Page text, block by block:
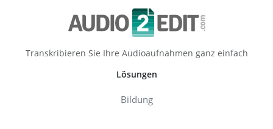
Transkribieren Sie Ihre Audioaufnahmen ganz einfach
Lösungen
Bildung